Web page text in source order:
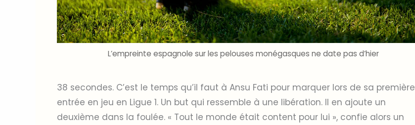
L’empreinte espagnole sur les pelouses monégasques ne date pas d’hier
38 secondes. C’est le temps qu’il faut à Ansu Fati pour marquer lors de sa première
entrée en jeu en Ligue 1. Un but qui ressemble à une libération. Il en ajoute un
deuxième dans la foulée. « Tout le monde était content pour lui », confie alors un